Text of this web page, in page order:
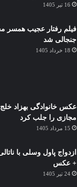
16 تیر 1405
فیلم رفتار عجیب همسر
جنجالی شد
18 خرداد 1405
عکس خانوادگی بهزاد
مجازی را جلب کرد
15 مرداد 1405
ازدواج پاول وسلی با
+ عکس
24 تیر 1405